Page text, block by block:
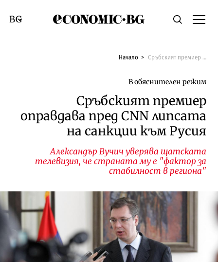
Economic.bgТърсене
Смяна на език
Начало Сръбският премиер оправдава пред CNN липсата на санкции към Русия
Сръбският премиер
оправдава пред CNN липсата
на санкции към Русия
Александър Вучич уверява щатската
телевизия, че страната му е "фактор за
стабилност в региона"
В обяснителен режим